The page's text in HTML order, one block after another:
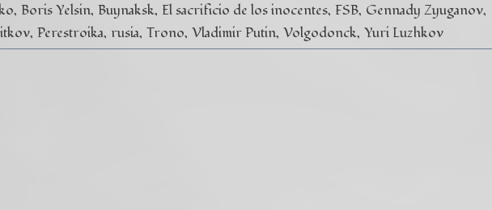
Boris Yelsin Buynaksk El sacrificio de los inocentes FSB Gennady Zyuganov
Perestroika rusia Trono Vladimir Putin Volgodonck Yuri Luzhkov